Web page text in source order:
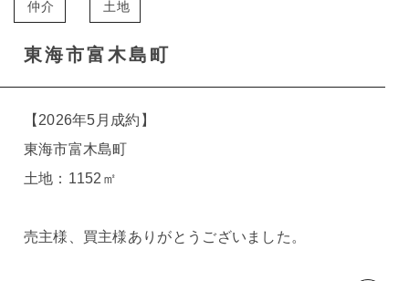
仲介 土地
東海市富木島町
【2026年5月成約】
東海市富木島町
土地：1152㎡
売主様、買主様ありがとうございました。